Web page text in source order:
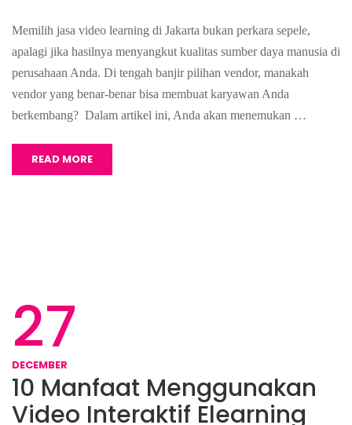
Memilih jasa video learning di Jakarta bukan perkara sepele,
apalagi jika hasilnya menyangkut kualitas sumber daya manusia di
perusahaan Anda. Di tengah banjir pilihan vendor, manakah
vendor yang benar-benar bisa membuat karyawan Anda
berkembang? Dalam artikel ini, Anda akan menemukan …
READ MORE
27
DECEMBER
10 Manfaat Menggunakan
Video Interaktif Elearning